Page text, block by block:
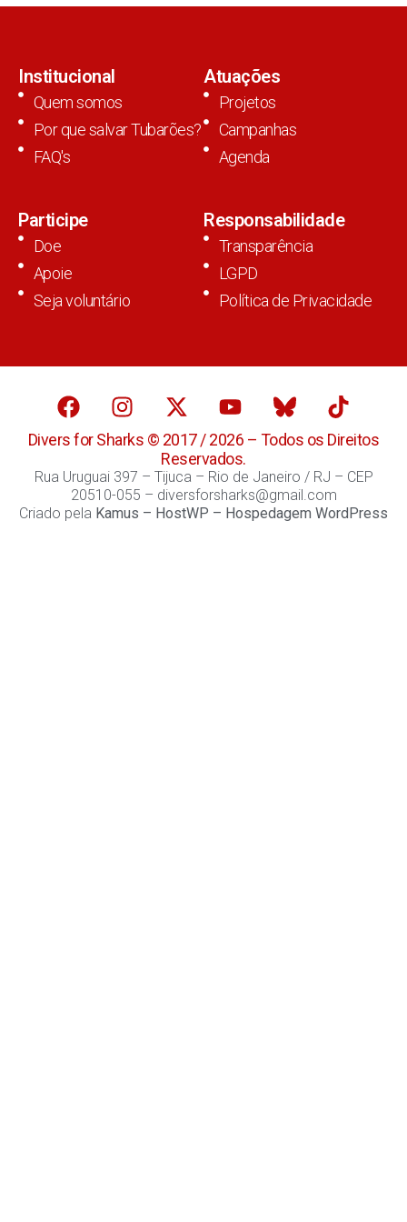
Institucional
Quem somos
Por que salvar Tubarões?
FAQ's
Atuações
Projetos
Campanhas
Agenda
Participe
Doe
Apoie
Seja voluntário
Responsabilidade
Transparência
LGPD
Política de Privacidade
Divers for Sharks © 2017 / 2026 – Todos os Direitos
Reservados.
Rua Uruguai 397 – Tijuca – Rio de Janeiro / RJ – CEP
20510-055 – diversforsharks@gmail.com
Criado pela Kamus – HostWP – Hospedagem WordPress